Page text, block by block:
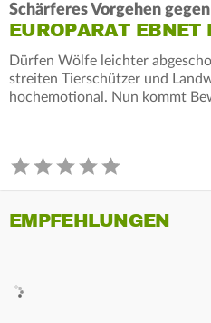
Schärferes Vorgehen
EUROPARAT EBNET
Dürfen Wölfe leichter
streiten Tierschützer und
hochemotional. Nun kommt
EMPFEHLUNGEN